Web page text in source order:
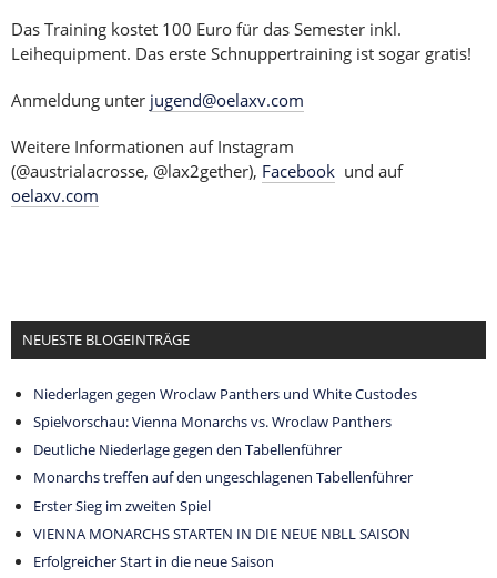
Das Training kostet 100 Euro für das Semester inkl.
Leihequipment. Das erste Schnuppertraining ist sogar gratis!
Anmeldung unter jugend@oelaxv.com
Weitere Informationen auf Instagram
(@austrialacrosse, @lax2gether), Facebook und auf
oelaxv.com
NEUESTE BLOGEINTRÄGE
Niederlagen gegen Wroclaw Panthers und White Custodes
Spielvorschau: Vienna Monarchs vs. Wroclaw Panthers
Deutliche Niederlage gegen den Tabellenführer
Monarchs treffen auf den ungeschlagenen Tabellenführer
Erster Sieg im zweiten Spiel
VIENNA MONARCHS STARTEN IN DIE NEUE NBLL SAISON
Erfolgreicher Start in die neue Saison